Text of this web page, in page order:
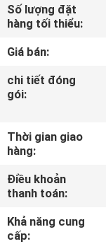
CHUYẾN
THAM
QUAN
NHÀ
KIỂM
SOÁT
CHẤT
LƯỢNG
Số lượng đặt
hàng tối thiểu:
Giá bán:
chi tiết đóng
gói:
Thời gian giao
hàng:
Điều khoản
thanh toán:
Khả năng cung
cấp: